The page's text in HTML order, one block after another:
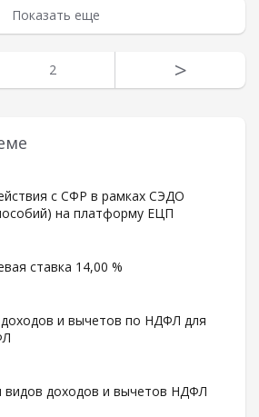
Показать еще
2 >
с СФР в рамках СЭДО
на платформу ЕЦП
ставка 14,00 %
и вычетов по НДФЛ для
видов доходов и вычетов НДФЛ